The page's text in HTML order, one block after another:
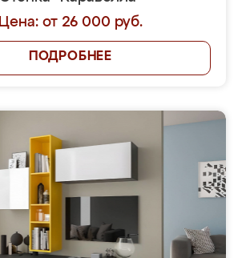
Цена: от 26 000 руб.
ПОДРОБНЕЕ